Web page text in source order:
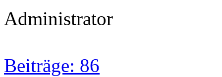
Administrator
Beiträge: 86